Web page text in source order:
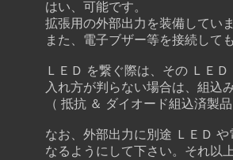
はい、可能です。
拡張用の外部出力を装備しています
また、電子ブザー等を接続しても
ＬＥＤ を繋ぐ際は、その ＬＥＤ に
入れ方が判らない場合は、組込み済
（ 抵抗 ＆ ダイオード組込済
なお、外部出力に別途 ＬＥＤ や電
なるようにして下さい。それ以上に